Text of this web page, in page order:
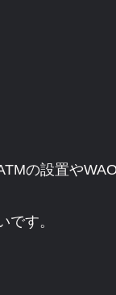
の設置や
す。